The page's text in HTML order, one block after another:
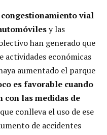
vial
y las
han generado que
actividades económicas
aumentado el parque
es favorable cuando
con las medidas de
conlleva el uso de ese
de accidentes